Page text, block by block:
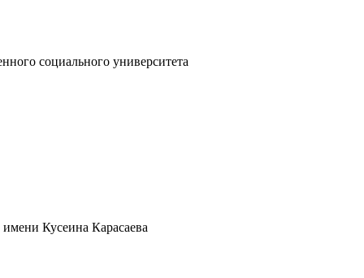
социального университета
Кусеина Карасаева